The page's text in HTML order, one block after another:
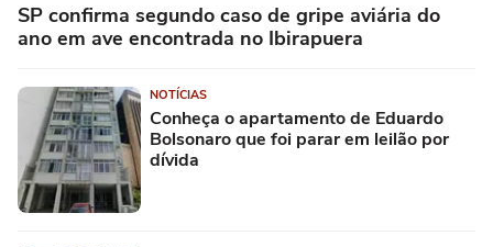
SP confirma segundo caso de gripe aviária do
ano em ave encontrada no Ibirapuera
NOTÍCIAS
Conheça o apartamento de Eduardo
Bolsonaro que foi parar em leilão por
dívida